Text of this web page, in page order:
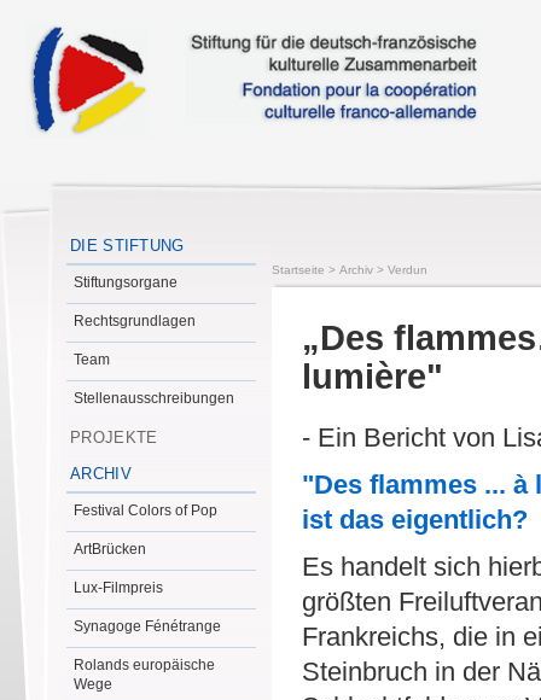
DIE STIFTUNG
Stiftungsorgane
Rechtsgrundlagen
Team
Stellenausschreibungen
PROJEKTE
ARCHIV
Festival Colors of Pop
ArtBrücken
Lux-Filmpreis
Synagoge Fénétrange
Rolands europäische
Wege
Startseite > Archiv > Verdun
„Des
lumière"
- Ein Bericht von
"Des flammes ... à
ist das eigentlich?
Es handelt sich
größten
Frankreichs, die in
Steinbruch in der